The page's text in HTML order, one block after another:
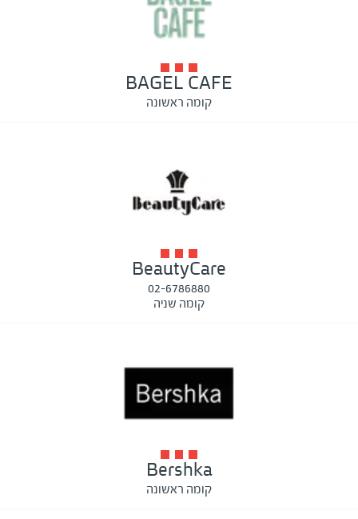
BAGEL CAFE
קומה ראשונה
BeautyCare
02-6786880
קומה שניה
Bershka
קומה ראשונה